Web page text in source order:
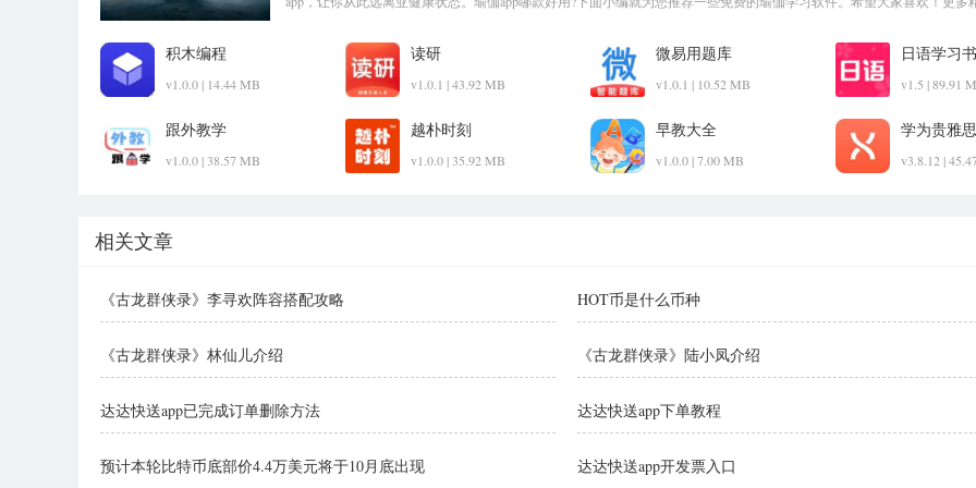
积木编程
v1.0.0 | 14.44 MB
读研
v1.0.1 | 43.92 MB
微易用题库
v1.0.1 | 10.52 MB
日语学习书
v1.5 | 89.91
跟外教学
v1.0.0 | 38.57 MB
越朴时刻
v1.0.0 | 35.92 MB
早教大全
v1.0.0 | 7.00 MB
学为贵雅思
v3.8.12 |
相关文章
《古龙群侠录》李寻欢阵容搭配攻略 HOT币是什么币种
《古龙群侠录》林仙儿介绍 《古龙群侠录》陆小凤介绍
达达快送app已完成订单删除方法 达达快送app下单教程
预计本轮比特币底部价4.4万美元将于10月底出现 达达快送app开发票入口